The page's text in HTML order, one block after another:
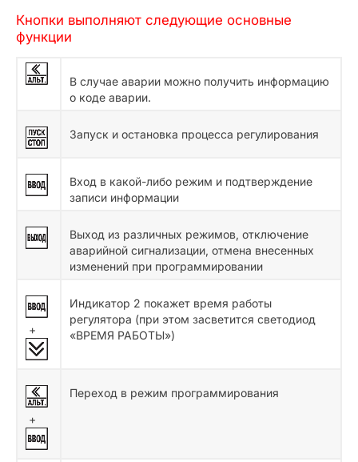
Кнопки выполняют следующие основные
функции
В случае аварии можно получить информацию
о коде аварии.
Запуск и остановка процесса регулирования
Вход в какой-либо режим и подтверждение
записи информации
Выход из различных режимов, отключение
аварийной сигнализации, отмена внесенных
изменений при программировании
+
Индикатор 2 покажет время работы
регулятора (при этом засветится светодиод
«ВРЕМЯ РАБОТЫ»)
+
Переход в режим программирования